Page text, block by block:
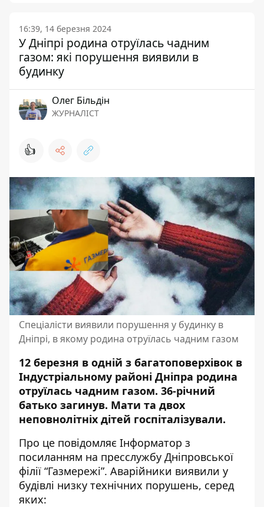
16:39, 14 березня 2024
У Дніпрі родина отруїлась чадним
газом: які порушення виявили в
будинку
Олег Більдін
ЖУРНАЛІСТ
👍
Спеціалісти виявили порушення у будинку в
Дніпрі, в якому родина отруїлась чадним газом
12 березня в одній з багатоповерхівок в
Індустріальному районі Дніпра родина
отруїлась чадним газом. 36-річний
батько загинув. Мати та двох
неповнолітніх дітей госпіталізували.
Про це повідомляє Інформатор з
посиланням на пресслужбу Дніпровської
філії “Газмережі”. Аварійники виявили у
будівлі низку технічних порушень, серед
яких: